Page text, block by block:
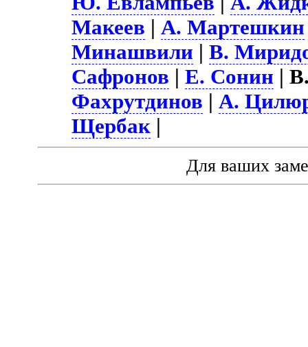
Макеев |А. Мартешкин
Минашвили |В.
Сафронов |Е. Сонин |
Фахрутдинов |А.
Щербак |
Для ваших